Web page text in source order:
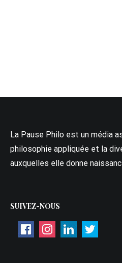
La Pause Philo est un média
philosophie appliquée et la
auxquelles elle donne
SUIVEZ-NOUS